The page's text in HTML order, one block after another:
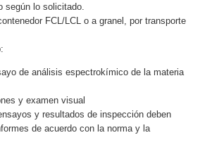
según lo solicitado.
FCL/LCL o a granel, por transporte
de análisis espectrokímico de la materia
y examen visual
y resultados de inspección deben
de acuerdo con la norma y la